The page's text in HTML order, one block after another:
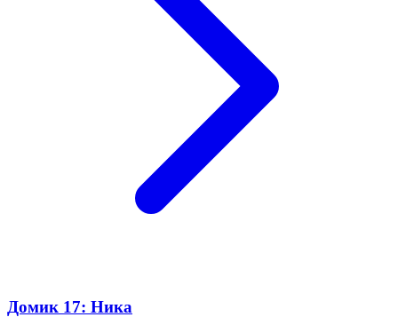
Домик 17: Ника